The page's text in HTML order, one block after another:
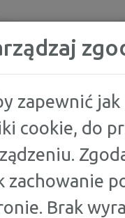
zapewnić
cookie, do
zachowanie
Brak
16